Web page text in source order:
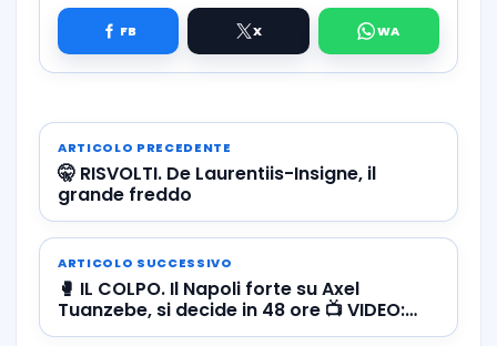
ARTICOLO PRECEDENTE
🤫 RISVOLTI. De Laurentiis-Insigne, il
grande freddo
ARTICOLO SUCCESSIVO
🥊 IL COLPO. Il Napoli forte su Axel
Tuanzebe, si decide in 48 ore 📺 VIDEO:
guardalo in azione!